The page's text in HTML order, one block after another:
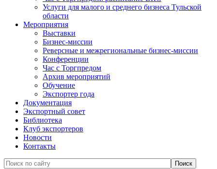
Услуги для малого и среднего бизнеса Тульской
области
Мероприятия
Выставки
Бизнес-миссии
Реверсные и межрегиональные бизнес-миссии
Конференции
Час с Торгпредом
Архив мероприятий
Обучение
Экспортер года
Документация
Экспортный совет
Библиотека
Клуб экспортеров
Новости
Контакты